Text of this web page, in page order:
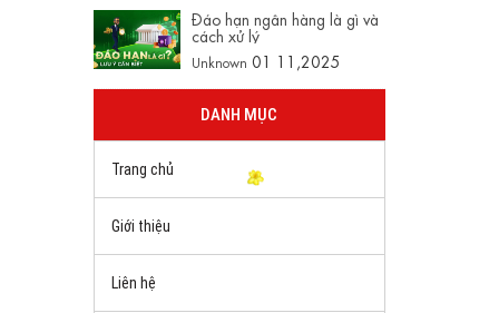
Đáo hạn ngân hàng là gì và
cách xử lý
Unknown 01 11,2025
DANH MỤC
Trang chủ
Giới thiệu
Liên hệ